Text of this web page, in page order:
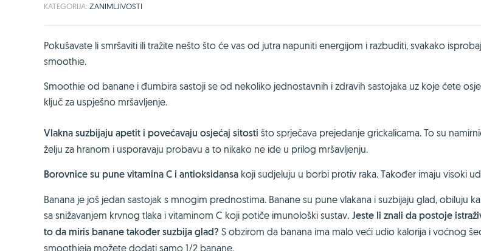
KATEGORIJA: ZANIMLJIVOSTI
Pokušavate li smršaviti ili tražite nešto što će vas od jutra napuniti energijom i razbuditi, svakako
smoothie.
Smoothie od banane i đumbira sastoji se od nekoliko jednostavnih i zdravih sastojaka uz koje ćete
ključ za uspješno mršavljenje.
Vlakna suzbijaju apetit i povećavaju osjećaj sitosti što sprječava prejedanje grickalicama. To su
želju za hranom i usporavaju probavu a to nikako ne ide u prilog mršavljenju.
Borovnice su pune vitamina C i antioksidansa koji sudjeluju u borbi protiv raka. Također imaju visoki
Banana je još jedan sastojak s mnogim prednostima. Banane su pune vlakana i suzbijaju glad, obiluju
sa snižavanjem krvnog tlaka i vitaminom C koji potiče imunološki sustav. Jeste li znali da postoje
to da miris banane također suzbija glad? S obzirom da banana ima malo veći udio kalorija i voćnog
smoothieja možete dodati samo 1/2 banane.